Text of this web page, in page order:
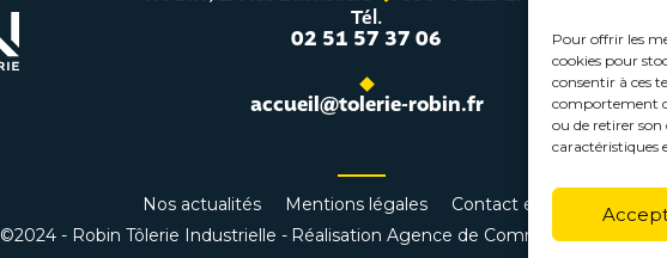
Pour offrir les
cookies pour
consentir à ces
comportement
ou de retirer
caractéristiques
Tél.
02 51 57 37 06
accueil@tolerie-robin.fr
Nos actualités Mentions légales
Contact et devis
©2024 - Robin Tôlerie Industrielle - Réalisation Agence de Communication